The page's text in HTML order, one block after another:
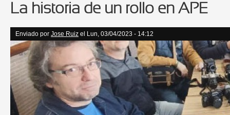
La historia de un rollo en APE
Enviado por Jose Ruiz el Lun, 03/04/2023 - 14:12